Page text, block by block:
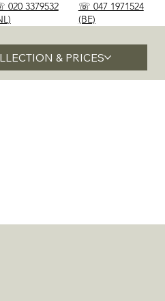
3379532
☏ 047 1971524
(BE)
& PRICES